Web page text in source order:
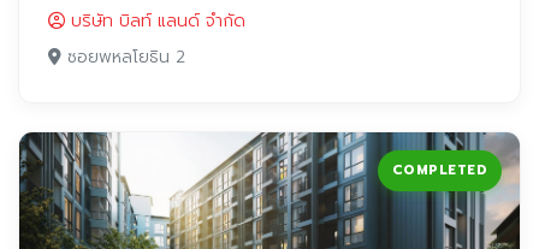
บริษัท บิลท์ แลนด์ จำกัด
ซอยพหลโยธิน 2
COMPLETED